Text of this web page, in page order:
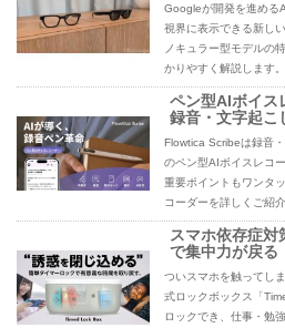
Googleが開発を進める
視界に表示できる新し
ノキュラー型モデルの
かりやすく解説します。
ペン型AIボイス
録音・文字起こ
Flowtica Scribeは録音
のペン型AIボイスレコ
重要ポイントもワンタ
コーダーを詳しくご紹介
スマホ依存症対
で集中力が戻
ついスマホを触ってし
式ロックボックス「
ロックでき、仕事・勉